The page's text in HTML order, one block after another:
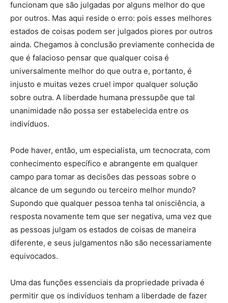
funcionam que são julgadas por alguns melhor do que
por outros. Mas aqui reside o erro: pois esses melhores
estados de coisas podem ser julgados piores por outros
ainda. Chegamos à conclusão previamente conhecida de
que é falacioso pensar que qualquer coisa é
universalmente melhor do que outra e, portanto, é
injusto e muitas vezes cruel impor qualquer solução
sobre outra. A liberdade humana pressupõe que tal
unanimidade não possa ser estabelecida entre os
indivíduos.
Pode haver, então, um especialista, um tecnocrata, com
conhecimento específico e abrangente em qualquer
campo para tomar as decisões das pessoas sobre o
alcance de um segundo ou terceiro melhor mundo?
Supondo que qualquer pessoa tenha tal onisciência, a
resposta novamente tem que ser negativa, uma vez que
as pessoas julgam os estados de coisas de maneira
diferente, e seus julgamentos não são necessariamente
equivocados.
Uma das funções essenciais da propriedade privada é
permitir que os indivíduos tenham a liberdade de fazer